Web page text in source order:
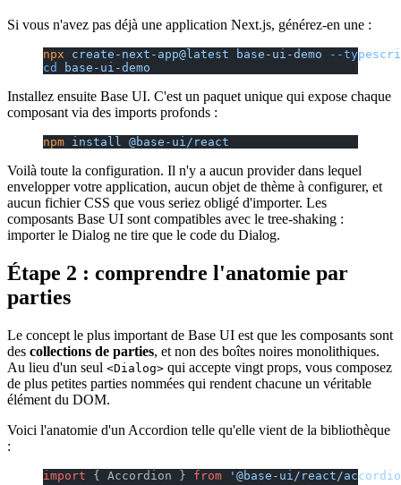
Si vous n'avez pas déjà une application Next.js, générez-en une :
npx create-next-app@latest base-ui-demo --
cd
base-ui-demo
Installez ensuite Base UI. C'est un paquet unique qui expose chaque
composant via des imports profonds :
npm install @base-ui/react
Voilà toute la configuration. Il n'y a aucun provider dans lequel
envelopper votre application, aucun objet de thème à configurer, et
aucun fichier CSS que vous seriez obligé d'importer. Les
composants Base UI sont compatibles avec le tree-shaking :
importer le Dialog ne tire que le code du Dialog.
Étape 2 : comprendre l'anatomie par
parties
Le concept le plus important de Base UI est que les composants sont
des collections de parties, et non des boîtes noires monolithiques.
Au lieu d'un seul <Dialog> qui accepte vingt props, vous composez
de plus petites parties nommées qui rendent chacune un véritable
élément du DOM.
Voici l'anatomie d'un Accordion telle qu'elle vient de la bibliothèque
:
import { Accordion } from '@base-ui/react/